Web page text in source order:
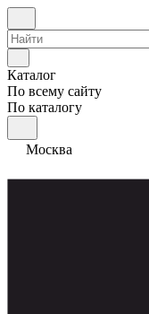
Каталог
По всему сайту
По каталогу
Москва